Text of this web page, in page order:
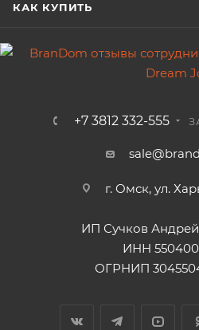
КАК КУПИТЬ
+7 3812 332-555
г. Омск, ул.
ИП Сучков
ИНН
ОГРНИП